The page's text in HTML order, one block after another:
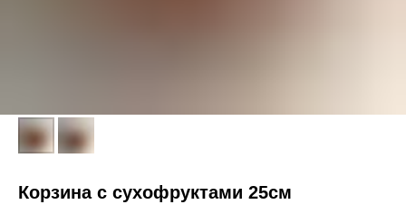
Корзина с сухофруктами 25см